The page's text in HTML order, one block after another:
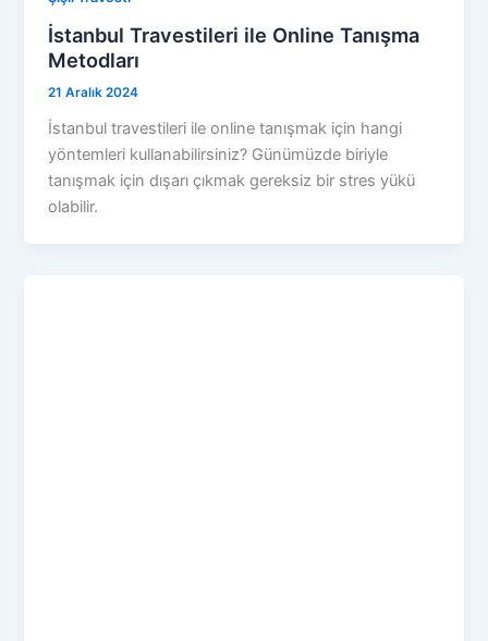
İstanbul Travestileri ile Online Tanışma
Metodları
21 Aralık 2024
İstanbul travestileri ile online tanışmak için hangi
yöntemleri kullanabilirsiniz? Günümüzde biriyle
tanışmak için dışarı çıkmak gereksiz bir stres yükü
olabilir.